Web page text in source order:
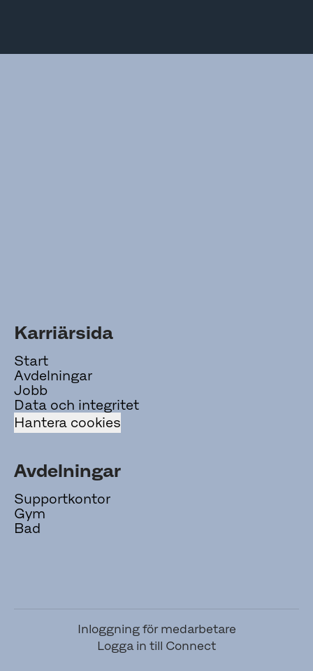
Karriärsida
Start
Avdelningar
Jobb
Data och integritet
Hantera cookies
Avdelningar
Supportkontor
Gym
Bad
Inloggning för medarbetare
Logga in till Connect